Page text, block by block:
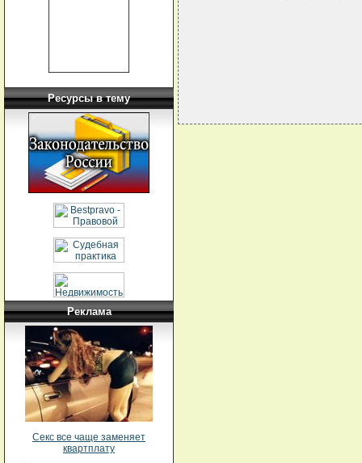
Ресурсы в тему
Реклама
Секс все чаще заменяет
квартплату